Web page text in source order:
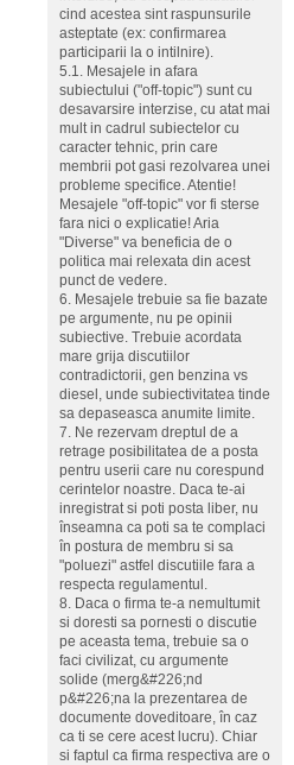
cind acestea sint raspunsurile
asteptate (ex: confirmarea
participarii la o intilnire).
5.1. Mesajele in afara
subiectului ("off-topic") sunt cu
desavarsire interzise, cu atat mai
mult in cadrul subiectelor cu
caracter tehnic, prin care
membrii pot gasi rezolvarea unei
probleme specifice. Atentie!
Mesajele "off-topic" vor fi sterse
fara nici o explicatie! Aria
"Diverse" va beneficia de o
politica mai relexata din acest
punct de vedere.
6. Mesajele trebuie sa fie bazate
pe argumente, nu pe opinii
subiective. Trebuie acordata
mare grija discutiilor
contradictorii, gen benzina vs
diesel, unde subiectivitatea tinde
sa depaseasca anumite limite.
7. Ne rezervam dreptul de a
retrage posibilitatea de a posta
pentru userii care nu corespund
cerintelor noastre. Daca te-ai
inregistrat si poti posta liber, nu
înseamna ca poti sa te complaci
în postura de membru si sa
"poluezi" astfel discutiile fara a
respecta regulamentul.
8. Daca o firma te-a nemultumit
si doresti sa pornesti o discutie
pe aceasta tema, trebuie sa o
faci civilizat, cu argumente
solide (merg&#226;nd
p&#226;na la prezentarea de
documente doveditoare, în caz
ca ti se cere acest lucru). Chiar
si faptul ca firma respectiva are o